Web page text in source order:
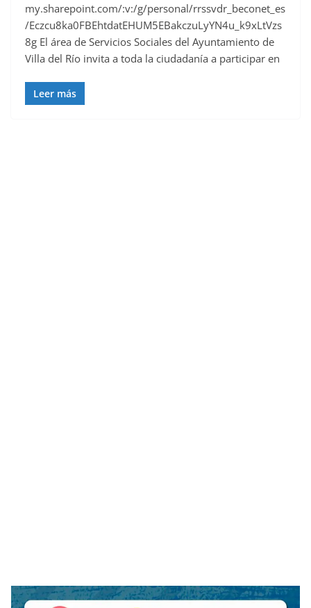
my.sharepoint.com/:v:/g/personal/rrssvdr_beconet_es
/Eczcu8ka0FBEhtdatEHUM5EBakczuLyYN4u_k9xLtVzs
8g El área de Servicios Sociales del Ayuntamiento de
Villa del Río invita a toda la ciudadanía a participar en
Leer más